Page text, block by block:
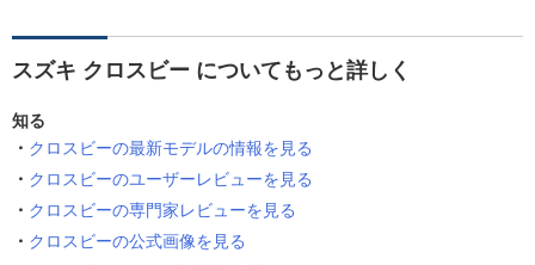
スズキ クロスビー についてもっと詳しく
知る
クロスビーの最新モデルの情報を見る
クロスビーのユーザーレビューを見る
クロスビーの専門家レビューを見る
クロスビーの公式画像を見る